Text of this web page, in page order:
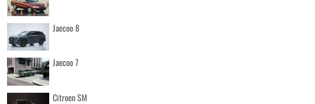
Jaecoo 8
Jaecoo 7
Citroen SM